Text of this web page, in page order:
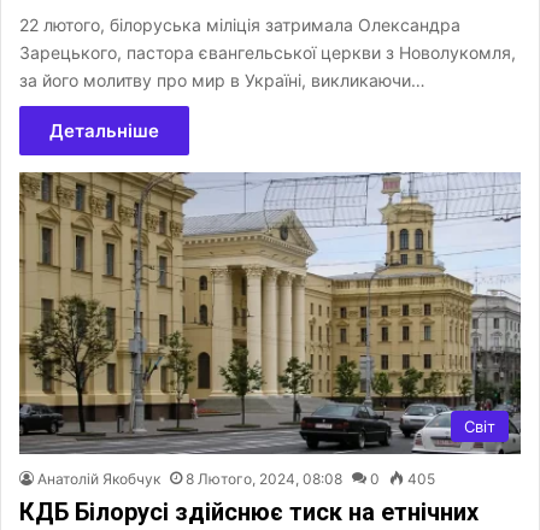
22 лютого, білоруська міліція затримала Олександра
Зарецького, пастора євангельської церкви з Новолукомля,
за його молитву про мир в Україні, викликаючи…
Детальніше
Світ
Анатолій Якобчук 8 Лютого, 2024, 08:08 0 405
КДБ Білорусі здійснює тиск на етнічних